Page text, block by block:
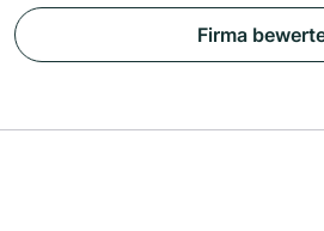
Firma